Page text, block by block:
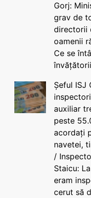
Gorj:
grav de
directorii
oamenii
Ce se
Șeful ISJ
auxiliar
peste
acordați
navetei,
/
Staicu:
eram
cerut să